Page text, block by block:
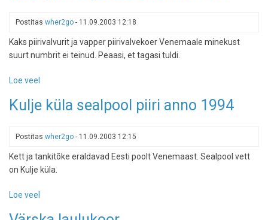
Postitas wher2go - 11.09.2003 12:18
Kaks piirivalvurit ja vapper piirivalvekoer Venemaale minekust
suurt numbrit ei teinud. Peaasi, et tagasi tuldi.
Loe veel
piir
küla
anno
1994
Kulje küla sealpool piiri anno 1994
Postitas wher2go - 11.09.2003 12:15
Kett ja tankitõke eraldavad Eesti poolt Venemaast. Sealpool vett
on Kulje küla.
Loe veel